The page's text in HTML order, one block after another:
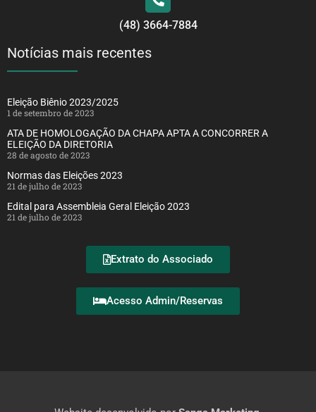
(48) 3664-7884
Notícias mais recentes
Eleição Biênio 2023/2025
1 de setembro de 2023
ATA DE HOMOLOGAÇÃO DA CHAPA APTA A CONCORRER A
ELEIÇÃO DA DIRETORIA
28 de agosto de 2023
Normas das Eleições 2023
21 de julho de 2023
Edital para Assembleia Geral Eleição 2023
21 de julho de 2023
Extrato do Associado
Acesso Admin/Reservas